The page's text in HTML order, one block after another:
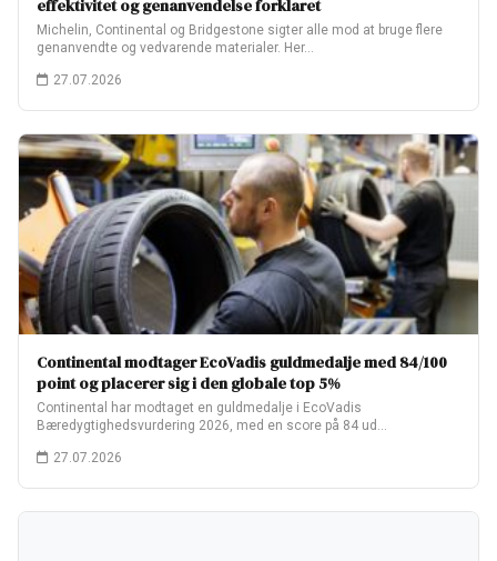
effektivitet og genanvendelse forklaret
Michelin, Continental og Bridgestone sigter alle mod at bruge flere
genanvendte og vedvarende materialer. Her…
27.07.2026
Continental modtager EcoVadis guldmedalje med 84/100
point og placerer sig i den globale top 5%
Continental har modtaget en guldmedalje i EcoVadis
Bæredygtighedsvurdering 2026, med en score på 84 ud…
27.07.2026